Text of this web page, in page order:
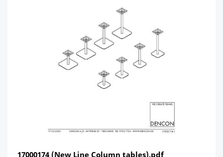
17000174 (New Line Column tables).pdf